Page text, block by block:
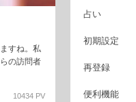
すね。私
の訪問者
10434 PV
占い
初期設定
再登録
便利機能